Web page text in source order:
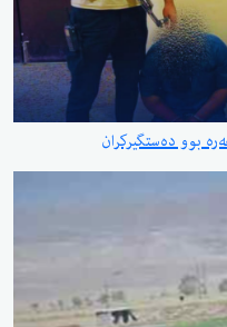
بوو دەستگیرکران